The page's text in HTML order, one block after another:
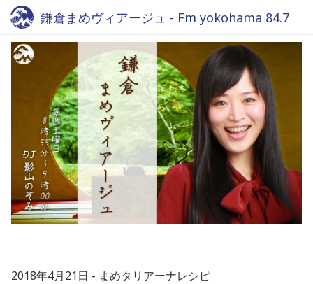
鎌倉まめヴィアージュ - Fm yokohama 84.7
2018年4月21日 まめタリアーナレシピ